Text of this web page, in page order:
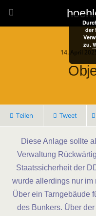
14. April
Teilen Tweet
Diese Anlage sollte
Verwaltung
Staatssicherheit der
wurde allerdings nur im
Über ein Tarngebäude
des Bunkers. Über
der
zu.